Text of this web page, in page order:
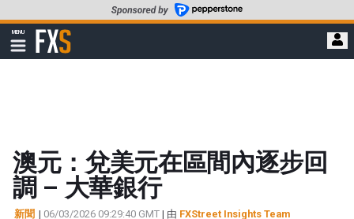
至
要
MENU
顯
示
FXStreet
澳元：兌美元在區間內逐步回
調 – 大華銀行
新聞 | 06/03/2026 09:29:40 GMT | 由 FXStreet Insights Team